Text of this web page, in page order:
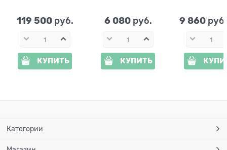
119 500 руб.
КУПИТЬ
6 080 руб.
КУПИТЬ
9 860
Категории